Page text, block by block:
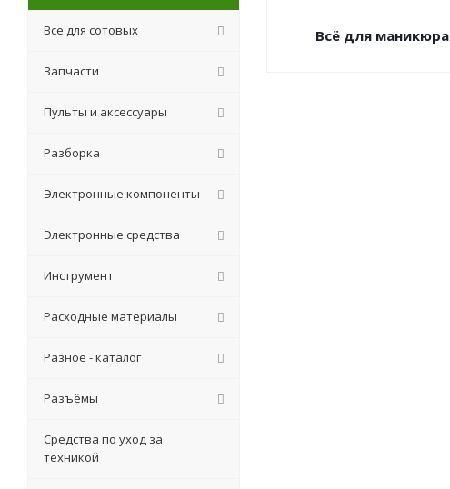
Всё для маникюра
Все для сотовых
Запчасти
Пульты и аксессуары
Разборка
Электронные компоненты
Электронные средства
Инструмент
Расходные материалы
Разное - каталог
Разъёмы
Средства по уход за
техникой